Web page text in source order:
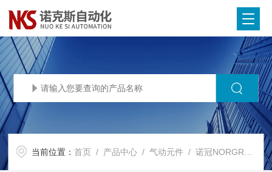
当前位置：首页 / 产品中心 /气动元件 /诺冠NORGREN电磁阀